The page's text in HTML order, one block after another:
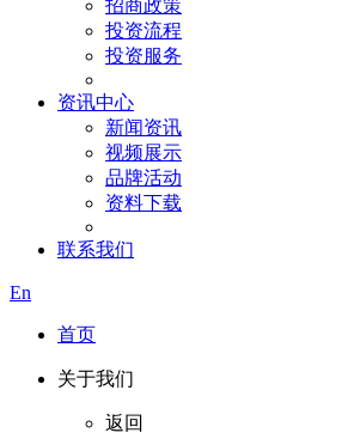
招商政策
投资流程
投资服务
资讯中心
新闻资讯
视频展示
品牌活动
资料下载
联系我们
En
首页
关于我们
返回